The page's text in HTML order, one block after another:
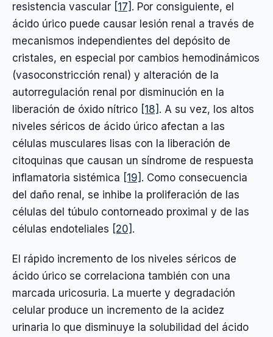
resistencia vascular [17] . Por consiguiente, el
ácido úrico puede causar lesión renal a través de
mecanismos independientes del depósito de
cristales, en especial por cambios hemodinámicos
(vasoconstricción renal) y alteración de la
autorregulación renal por disminución en la
liberación de óxido nítrico [18] . A su vez, los altos
niveles séricos de ácido úrico afectan a las
células musculares lisas con la liberación de
citoquinas que causan un síndrome de respuesta
inflamatoria sistémica [19] . Como consecuencia
del daño renal, se inhibe la proliferación de las
células del túbulo contorneado proximal y de las
células endoteliales [20] .
El rápido incremento de los niveles séricos de
ácido úrico se correlaciona también con una
marcada uricosuria. La muerte y degradación
celular produce un incremento de la acidez
urinaria lo que disminuye la solubilidad del ácido